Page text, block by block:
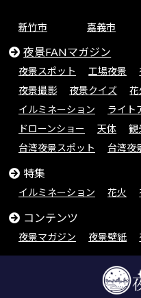
新竹市 嘉義市
夜景FANマガジン
夜景スポット 工場夜景
夜景撮影
夜景クイズ 花
イルミネーション
ライト
ドローンショー
天体 観
台湾夜景スポット
台湾夜
特集
イルミネーション 花火
コンテンツ
夜景マガジン 夜景壁紙